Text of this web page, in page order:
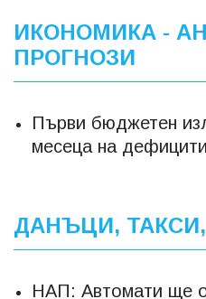
ИКОНОМИКА -
ПРОГНОЗИ
Първи бюджетен
месеца на дефицити
ДАНЪЦИ,
НАП: Автомати ще